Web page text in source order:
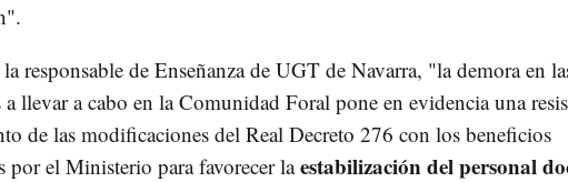
responsable de Enseñanza de UGT de Navarra, "la demora en
a llevar a cabo en la Comunidad Foral pone en evidencia una
de las modificaciones del Real Decreto 276 con los beneficios
por el Ministerio para favorecer laestabilización del personal